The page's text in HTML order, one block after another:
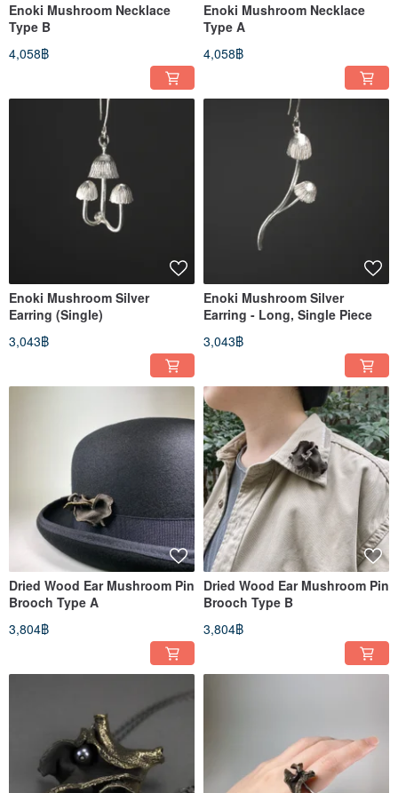
Enoki Mushroom Necklace
Type B
4,058฿
Enoki Mushroom Necklace
Type A
4,058฿
Enoki Mushroom Silver
Earring (Single)
3,043฿
Enoki Mushroom Silver
Earring - Long, Single Piece
3,043฿
Dried Wood Ear Mushroom Pin
Brooch Type A
3,804฿
Dried Wood Ear Mushroom Pin
Brooch Type B
3,804฿